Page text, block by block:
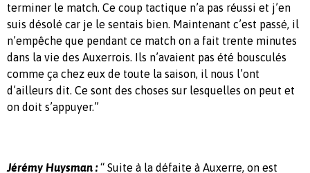
terminer le match. Ce coup tactique n’a pas réussi et j’en
suis désolé car je le sentais bien. Maintenant c’est passé, il
n’empêche que pendant ce match on a fait trente minutes
dans la vie des Auxerrois. Ils n’avaient pas été bousculés
comme ça chez eux de toute la saison, il nous l’ont
d’ailleurs dit. Ce sont des choses sur lesquelles on peut et
on doit s’appuyer.”
Jérémy Huysman :“ Suite à la défaite à Auxerre, on est